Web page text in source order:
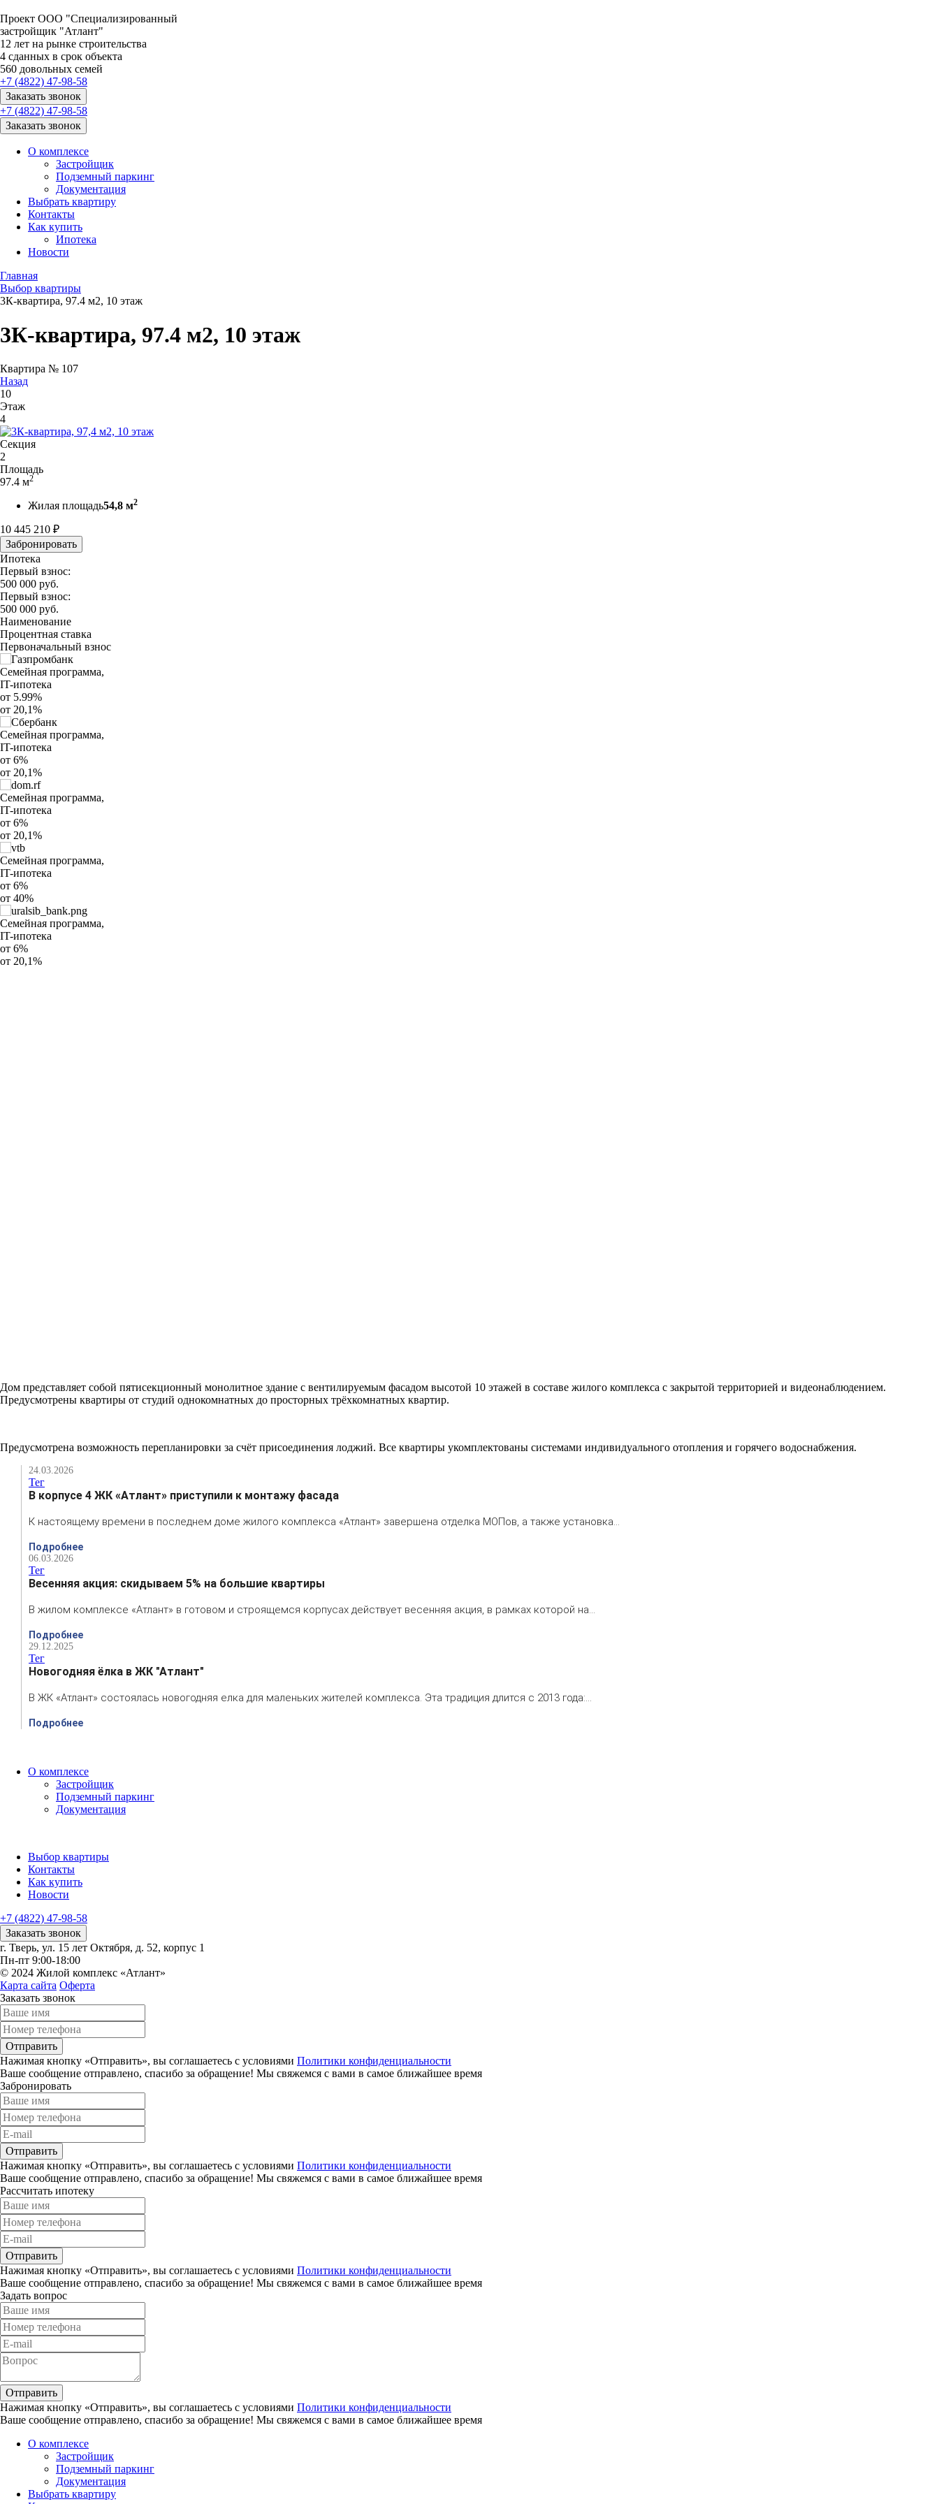
Проект ООО "Специализированный
застройщик "Атлант"
12 лет на рынке строительства
4 сданных в срок объекта
560 довольных семей
+7 (4822) 47-98-58
Заказать звонок
+7 (4822) 47-98-58
Заказать звонок
О комплексе
Застройщик
Подземный паркинг
Документация
Выбрать квартиру
Контакты
Как купить
Ипотека
Новости
Главная
Выбор квартиры
3К-квартира, 97.4 м2, 10 этаж
3К-квартира, 97.4 м2, 10 этаж
Квартира № 107
Назад
10
Этаж
4
Секция
2
Площадь
97.4 м2
Жилая площадь54,8 м2
10 445 210 ₽
Забронировать
Ипотека
Первый взнос:
500 000 руб.
Первый взнос:
500 000 руб.
Наименование
Процентная ставка
Первоначальный взнос
Семейная программа,
IT-ипотека
от 5.99%
от 20,1%
Семейная программа,
IT-ипотека
от 6%
от 20,1%
Семейная программа,
IT-ипотека
от 6%
от 20,1%
Семейная программа,
IT-ипотека
от 6%
от 40%
Семейная программа,
IT-ипотека
от 6%
от 20,1%
Дом представляет собой пятисекционный монолитное здание с вентилируемым фасадом высотой 10 этажей в составе жилого комплекса с закрытой территорией и видеонаблюдением.
Предусмотрены квартиры от студий однокомнатных до просторных трёхкомнатных квартир.
Предусмотрена возможность перепланировки за счёт присоединения лоджий. Все квартиры укомплектованы системами индивидуального отопления и горячего водоснабжения.
24.03.2026
Тег
В корпусе 4 ЖК «Атлант» приступили к монтажу фасада
К настоящему времени в последнем доме жилого комплекса «Атлант» завершена отделка МОПов, а также установка…
Подробнее
06.03.2026
Тег
Весенняя акция: скидываем 5% на большие квартиры
В жилом комплексе «Атлант» в готовом и строящемся корпусах действует весенняя акция, в рамках которой на…
Подробнее
29.12.2025
Тег
Новогодняя ёлка в ЖК "Атлант"
В ЖК «Атлант» состоялась новогодняя елка для маленьких жителей комплекса. Эта традиция длится с 2013 года:…
Подробнее
О комплексе
Застройщик
Подземный паркинг
Документация
Выбор квартиры
Контакты
Как купить
Новости
+7 (4822) 47-98-58
Заказать звонок
г. Тверь, ул. 15 лет Октября, д. 52, корпус 1
Пн-пт 9:00-18:00
© 2024 Жилой комплекс «Атлант»
Карта сайта Оферта
Заказать звонок
Отправить
Нажимая кнопку «Отправить», вы соглашаетесь с условиями Политики конфиденциальности
Ваше сообщение отправлено, спасибо за обращение! Мы свяжемся с вами в самое ближайшее время
Забронировать
Отправить
Нажимая кнопку «Отправить», вы соглашаетесь с условиями Политики конфиденциальности
Ваше сообщение отправлено, спасибо за обращение! Мы свяжемся с вами в самое ближайшее время
Рассчитать ипотеку
Отправить
Нажимая кнопку «Отправить», вы соглашаетесь с условиями Политики конфиденциальности
Ваше сообщение отправлено, спасибо за обращение! Мы свяжемся с вами в самое ближайшее время
Задать вопрос
Отправить
Нажимая кнопку «Отправить», вы соглашаетесь с условиями Политики конфиденциальности
Ваше сообщение отправлено, спасибо за обращение! Мы свяжемся с вами в самое ближайшее время
О комплексе
Застройщик
Подземный паркинг
Документация
Выбрать квартиру